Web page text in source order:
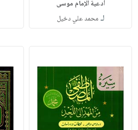
أدعية الإمام موسى
لـ محمد علي دخيل